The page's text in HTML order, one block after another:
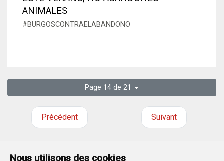
Nous utilisons des cookies
ANIMALES
#BURGOSCONTRAELABANDONO
Page 14 de 21
Précédent Suivant